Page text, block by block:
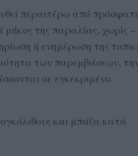
περαιτέρω από
της παραλίας, χωρίς –
ή ενημέρωση της
των παρεμβάσεων,
σε εγκεκριμένο
και μπάζα κατά